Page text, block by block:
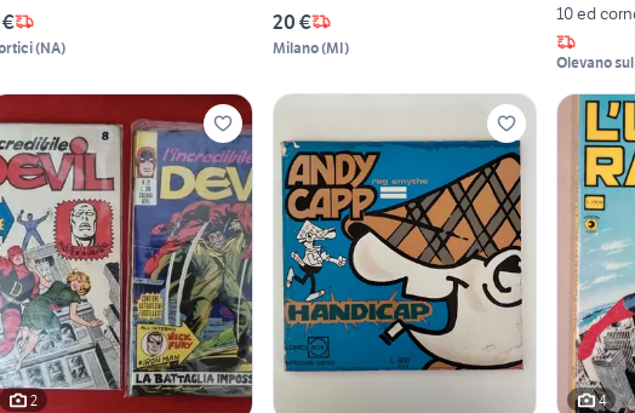
(NA)
20 €
Milano(MI)
10 ed
Olevano
2 4